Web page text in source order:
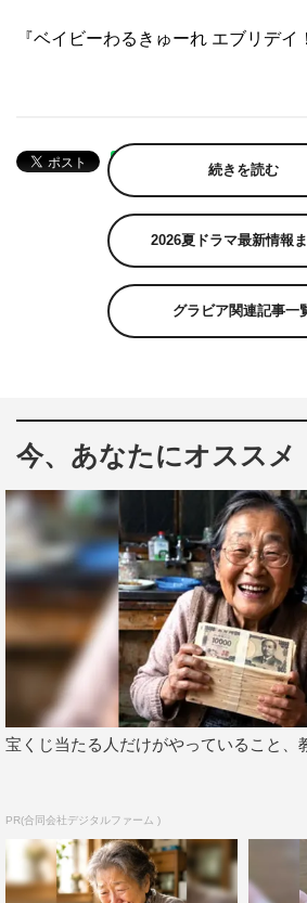
『ベイビーわるきゅーれ エブリデイ
続きを読む
2026夏ドラマ最新情報
グラビア関連記事一
今、あなたにオススメ
宝くじ当たる人だけがやっていること、
PR(合同会社デジタルファーム )